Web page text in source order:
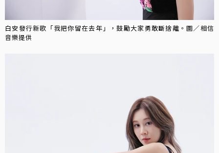
白安發行新歌「我把你留在去年」，鼓勵大家勇敢斷捨離。圖／相信
音樂提供